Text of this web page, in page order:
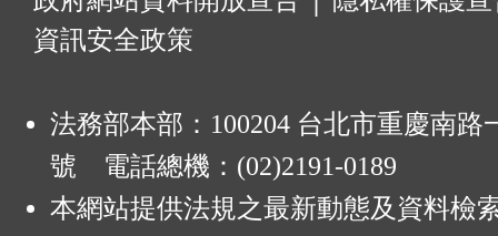
資訊安全政策
法務部本部：100204 台北市重慶南路
號 電話總機：(02)2191-0189
本網站提供法規之最新動態及資料檢